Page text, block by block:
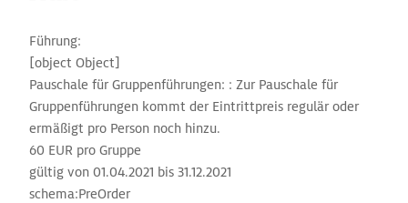
Führung:
[object Object]
Pauschale für Gruppenführungen: : Zur Pauschale für
Gruppenführungen kommt der Eintrittpreis regulär oder
ermäßigt pro Person noch hinzu.
60 EUR pro Gruppe
gültig von 01.04.2021 bis 31.12.2021
schema:PreOrder